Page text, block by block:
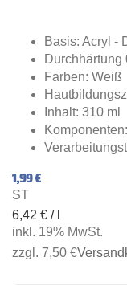
Basis: Acryl -
Durchhärtung
Farben: Weiß
Inhalt: 310 ml
1,99 €
ST
6,42 € / l
inkl. 19% MwSt.
zzgl. 7,50 €